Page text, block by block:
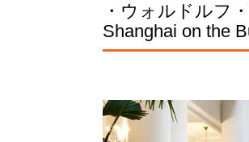
・ウォルドルフ
Shanghai on the